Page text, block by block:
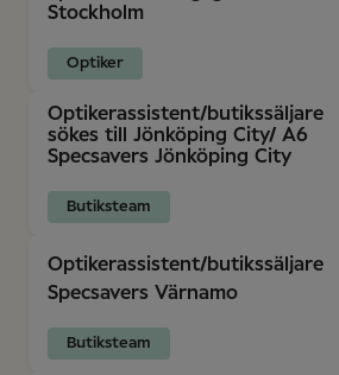
Stockholm
Optiker
Optikerassistent/butikssäljare
sökes till Jönköping City/ A6
Specsavers Jönköping City
Butiksteam
Optikerassistent/butikssäljare
Specsavers Värnamo
Butiksteam